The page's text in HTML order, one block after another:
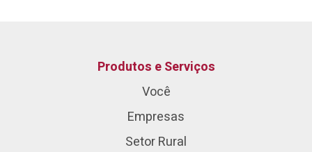
Produtos e Serviços
Você
Empresas
Setor Rural